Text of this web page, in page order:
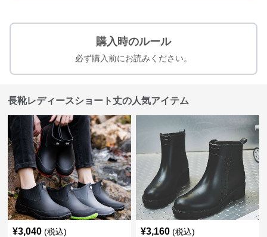
購入時のルール
必ず購入前にお読みください。
長靴レディースショート丈の人気アイテム
¥3,040 (税込) ¥3,160 (税込)